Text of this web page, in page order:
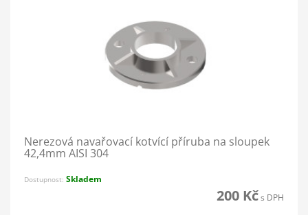
Nerezová navařovací kotvící příruba na sloupek
42,4mm AISI 304
Dostupnost: Skladem
200 Kčs DPH